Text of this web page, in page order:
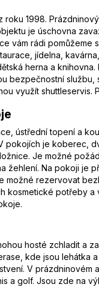
roku 1998.
je úschovna
vám rádi pomůžeme
jídelna,
herna a
bezpečnostní službu,
využít
ústřední topení a
pokojích je koberec,
Je možné
žehlení. Na pokoji je
možné rezervovat
kosmetické potřeby
hosté zchladit a
kde jsou lehátka
V prázdninovém
a golf. Jsou zde na